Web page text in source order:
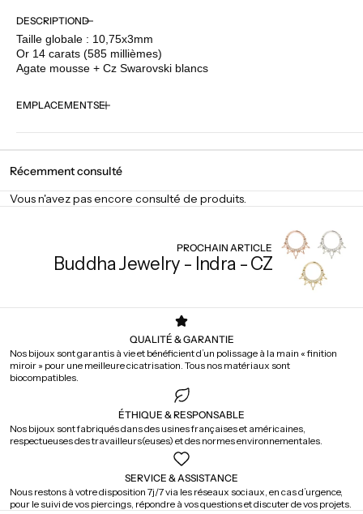
quantité
pour
Buddha
Jewelry
-
-
Agate
+
Cz
quantité
pour
Buddha
Jewelry
-
Agate
+
Cz
DESCRIPTION
Taille globale : 10,75x3mm
Or 14 carats (585 millièmes)
Agate mousse + Cz Swarovski blancs
EMPLACEMENTS
Récemment consulté
Vous n'avez pas encore consulté de produits.
PROCHAIN ARTICLE
Buddha Jewelry - Indra - CZ
QUALITÉ & GARANTIE
Nos bijoux sont garantis à vie et bénéficient d’un polissage à la main « finition
miroir » pour une meilleure cicatrisation. Tous nos matériaux sont
biocompatibles.
ÉTHIQUE & RESPONSABLE
Nos bijoux sont fabriqués dans des usines françaises et américaines,
respectueuses des travailleurs(euses) et des normes environnementales.
SERVICE & ASSISTANCE
Nous restons à votre disposition 7j/7 via les réseaux sociaux, en cas d’urgence,
pour le suivi de vos piercings, répondre à vos questions et discuter de vos projets.